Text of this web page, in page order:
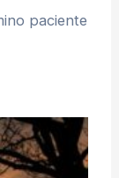
paciente